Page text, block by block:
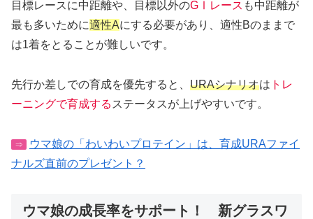
目標レースに中距離や、目標以外のGⅠレース も中距離が
最も多いために適性Aにする必要があり、適性Bのままで
は1着をとることが難しいです。
先行か差しでの育成を優先すると、 URAシナリオは トレ
ーニングで育成する ステータスが上げやすいです。
⇒
ウマ娘の「わいわいプロテイン」は、育成URAファイ
ナルズ直前のプレゼント？
ウマ娘の成長率をサポート！ 新グラスワ